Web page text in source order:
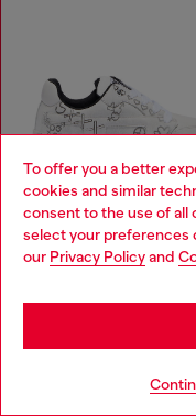
To offer you a better
cookies and similar
consent to the use of all
select your preferences
our Privacy Policyand
Choose your location
You are currently
may be based in United